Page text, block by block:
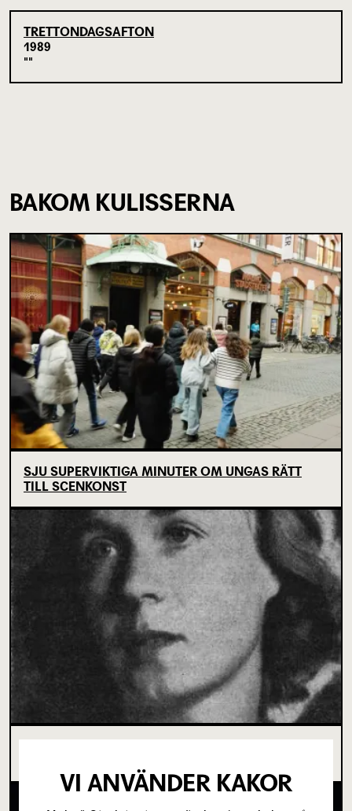
TRETTONDAGSAFTON
1989
BAKOM KULISSERNA
SJU SUPERVIKTIGA MINUTER OM UNGAS RÄTT
TILL SCENKONST
VI ANVÄNDER KAKOR